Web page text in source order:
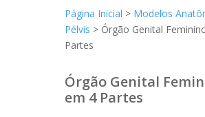
Página Inicial > Modelos
Pélvis > Órgão Genital
Partes
Órgão Genital
em 4 Partes